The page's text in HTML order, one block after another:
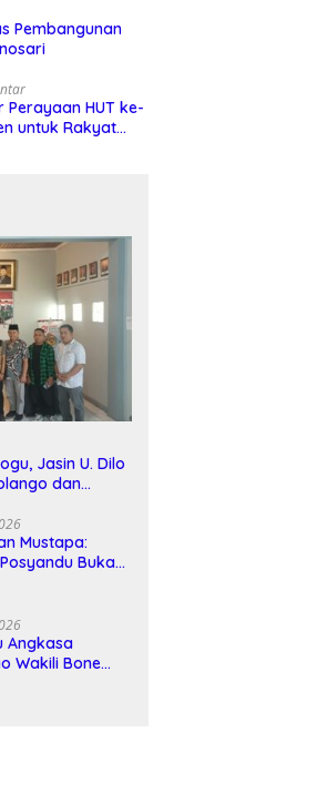
Pembangunan
HUT ke-
untuk Rakyat
Jasin U. Dilo
dan
Mustapa:
Bukan
Angkasa
Wakili Bone